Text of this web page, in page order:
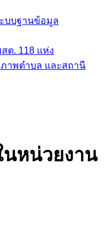
บฐานข้อมูล
ต. 118 แห่ง
าพตำบล และสถานี
หน่วยงาน